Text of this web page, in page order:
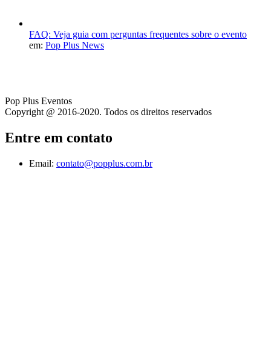
FAQ: Veja guia com perguntas frequentes sobre o evento
em: Pop Plus News
Pop Plus Eventos
Copyright @ 2016-2020. Todos os direitos reservados
Entre em contato
Email: contato@popplus.com.br